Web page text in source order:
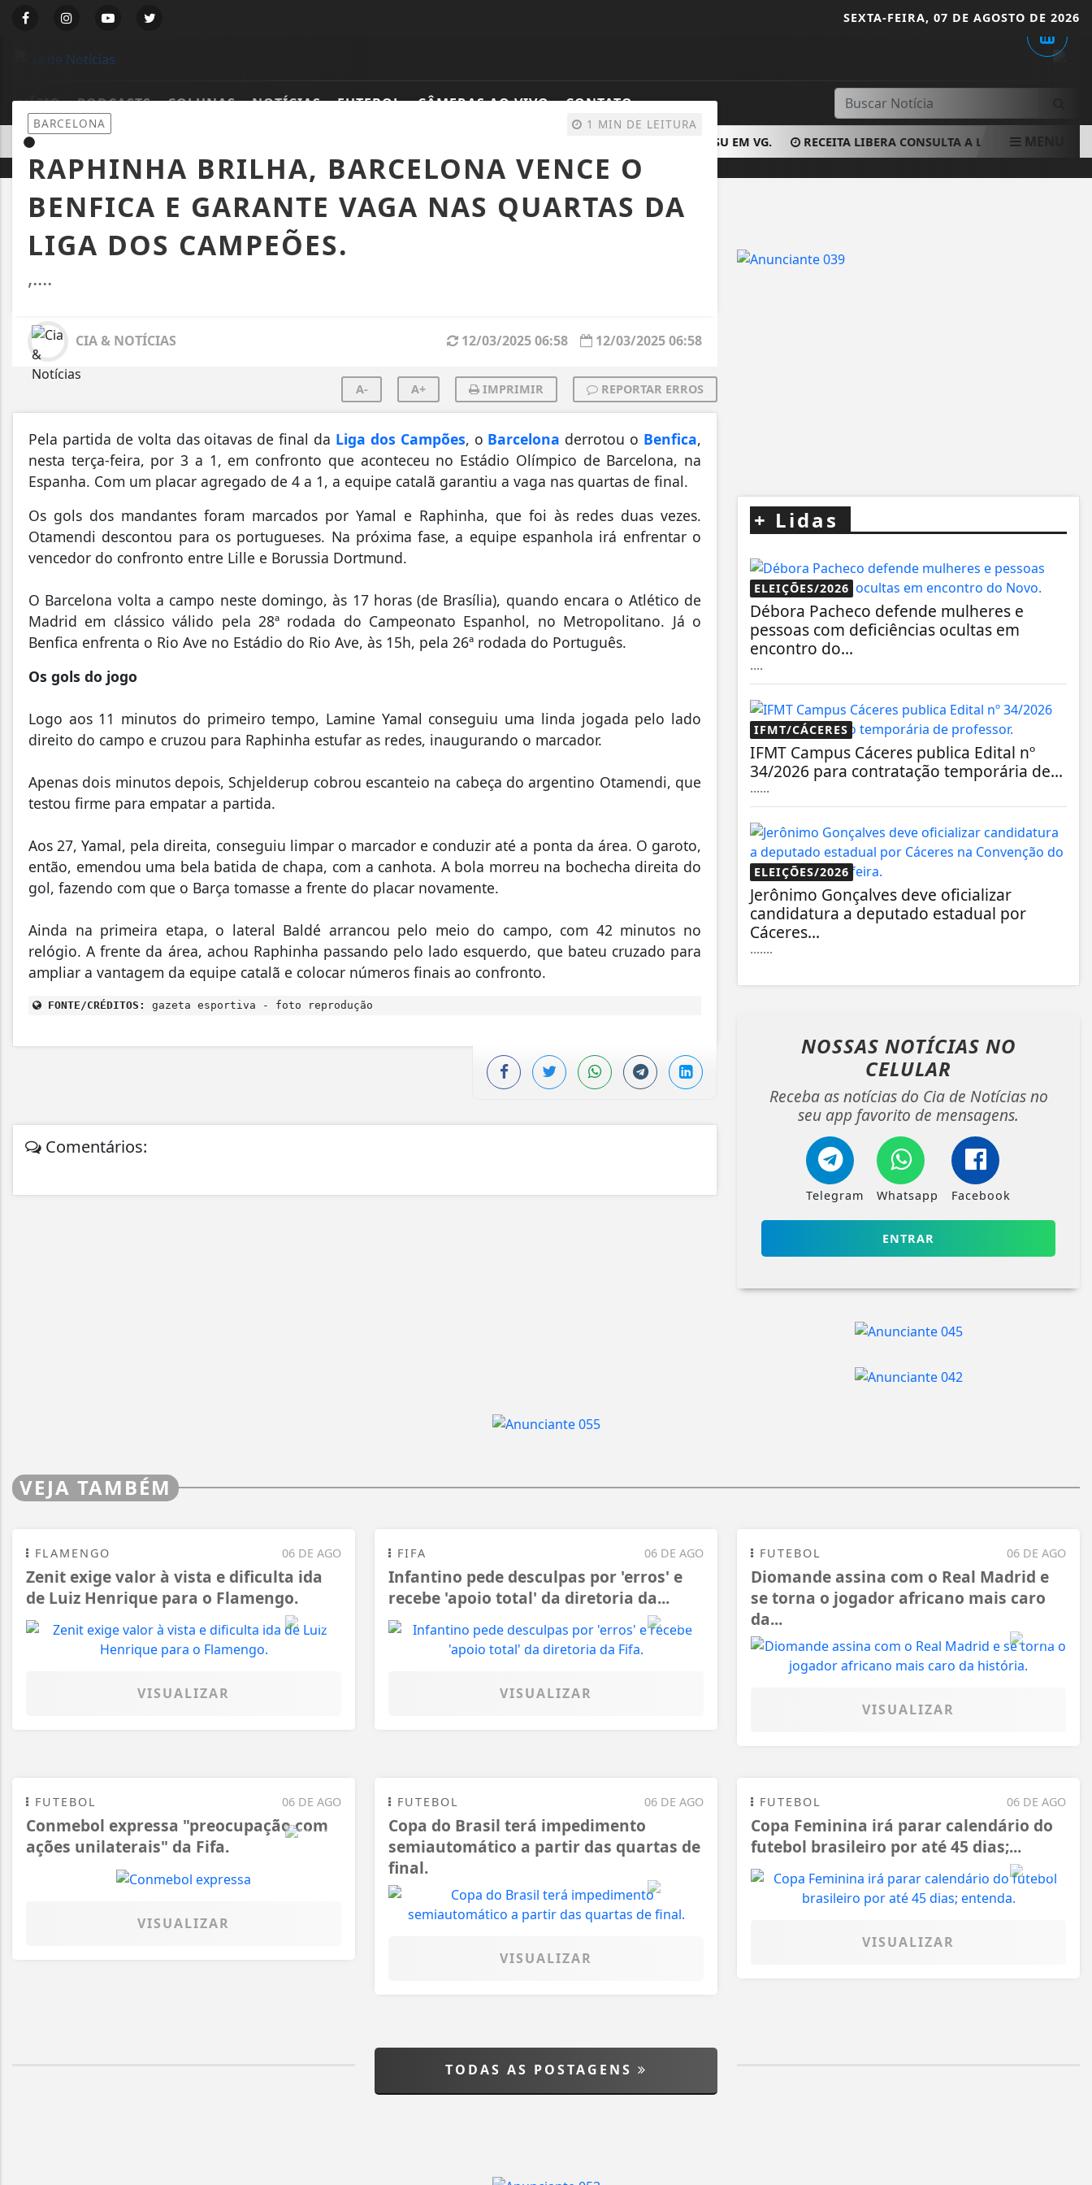
SEXTA-FEIRA, 07 DE AGOSTO DE 2026
INÍCIO PODCASTS COLUNAS NOTÍCIAS FUTEBOL CÂMERAS AO VIVO CONTATO
EDIÇÃO DO SEGUNDO SEMESTRE VÃO ATÉ 17 DE JULHO POLICIAL É MORTO A TIROS DURANTE AULA DE JIU-JITSU EM VG. RECEITA LIBERA CONSULTA A LOTE ESPECIAL DE
MENU
BARCELONA 1 MIN DE LEITURA
RAPHINHA BRILHA, BARCELONA VENCE O
BENFICA E GARANTE VAGA NAS QUARTAS DA
LIGA DOS CAMPEÕES.
,....
CIA & NOTÍCIAS 12/03/2025 06:58
12/03/2025 06:58
A- A+ IMPRIMIR REPORTAR ERROS
Pela partida de volta das oitavas de final da Liga dos Campões, o Barcelona derrotou o Benfica,
nesta terça-feira, por 3 a 1, em confronto que aconteceu no Estádio Olímpico de Barcelona, na
Espanha. Com um placar agregado de 4 a 1, a equipe catalã garantiu a vaga nas quartas de final.
Os gols dos mandantes foram marcados por Yamal e Raphinha, que foi às redes duas vezes.
Otamendi descontou para os portugueses. Na próxima fase, a equipe espanhola irá enfrentar o
vencedor do confronto entre Lille e Borussia Dortmund.
O Barcelona volta a campo neste domingo, às 17 horas (de Brasília), quando encara o Atlético de
Madrid em clássico válido pela 28ª rodada do Campeonato Espanhol, no Metropolitano. Já o
Benfica enfrenta o Rio Ave no Estádio do Rio Ave, às 15h, pela 26ª rodada do Português.
Os gols do jogo
Logo aos 11 minutos do primeiro tempo, Lamine Yamal conseguiu uma linda jogada pelo lado
direito do campo e cruzou para Raphinha estufar as redes, inaugurando o marcador.
Apenas dois minutos depois, Schjelderup cobrou escanteio na cabeça do argentino Otamendi, que
testou firme para empatar a partida.
Aos 27, Yamal, pela direita, conseguiu limpar o marcador e conduzir até a ponta da área. O garoto,
então, emendou uma bela batida de chapa, com a canhota. A bola morreu na bochecha direita do
gol, fazendo com que o Barça tomasse a frente do placar novamente.
Ainda na primeira etapa, o lateral Baldé arrancou pelo meio do campo, com 42 minutos no
relógio. A frente da área, achou Raphinha passando pelo lado esquerdo, que bateu cruzado para
ampliar a vantagem da equipe catalã e colocar números finais ao confronto.
FONTE/CRÉDITOS: gazeta esportiva - foto reprodução
Comentários:
+ Lidas
ELEIÇÕES/2026
Débora Pacheco defende mulheres e
pessoas com deficiências ocultas em
encontro do...
....
IFMT/CÁCERES
IFMT Campus Cáceres publica Edital nº
34/2026 para contratação temporária de...
......
ELEIÇÕES/2026
Jerônimo Gonçalves deve oficializar
candidatura a deputado estadual por
Cáceres...
.......
NOSSAS NOTÍCIAS NO
CELULAR
Receba as notícias do Cia de Notícias no
seu app favorito de mensagens.
Telegram Whatsapp Facebook
ENTRAR
VEJA TAMBÉM
06 DE AGO
FLAMENGO
Zenit exige valor à vista e dificulta ida
de Luiz Henrique para o Flamengo.
VISUALIZAR
06 DE AGO
FIFA
Infantino pede desculpas por 'erros' e
recebe 'apoio total' da diretoria da...
VISUALIZAR
06 DE AGO
FUTEBOL
Diomande assina com o Real Madrid e
se torna o jogador africano mais caro
da...
VISUALIZAR
06 DE AGO
FUTEBOL
Conmebol expressa "preocupação com
ações unilaterais" da Fifa.
VISUALIZAR
06 DE AGO
FUTEBOL
Copa do Brasil terá impedimento
semiautomático a partir das quartas de
final.
VISUALIZAR
06 DE AGO
FUTEBOL
Copa Feminina irá parar calendário do
futebol brasileiro por até 45 dias;...
VISUALIZAR
TODAS AS POSTAGENS